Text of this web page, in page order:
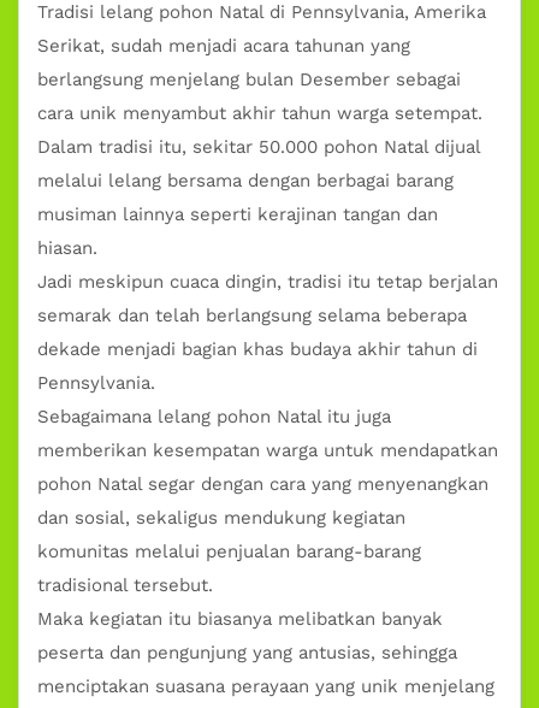
Tradisi lelang pohon Nataldi Pennsylvania, Amerika
Serikat, sudah menjadi acara tahunan yang
berlangsung menjelang bulan Desember sebagai
cara unik menyambut akhir tahun warga setempat.
Dalam tradisi itu, sekitar 50.000 pohon Natal dijual
melalui lelang bersama dengan berbagai barang
musiman lainnya seperti kerajinan tangan dan
hiasan.
Jadi meskipun cuaca dingin, tradisi itu tetap berjalan
semarak dan telah berlangsung selama beberapa
dekade menjadi bagian khas budaya akhir tahun di
Pennsylvania.
Sebagaimana lelang pohon Natal itu juga
memberikan kesempatan warga untuk mendapatkan
pohon Natal segar dengan cara yang menyenangkan
dan sosial, sekaligus mendukung kegiatan
komunitas melalui penjualan barang-barang
tradisional tersebut.
Maka kegiatan itu biasanya melibatkan banyak
peserta dan pengunjung yang antusias, sehingga
menciptakan suasana perayaan yang unik menjelang